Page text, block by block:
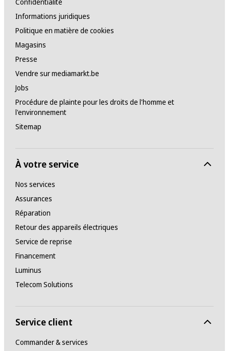
Informations juridiques
Politique en matière de cookies
Magasins
Presse
Vendre sur mediamarkt.be
Jobs
Procédure de plainte pour les droits de l'homme et
l'environnement
Sitemap
À votre service
Nos services
Assurances
Réparation
Retour des appareils électriques
Service de reprise
Financement
Luminus
Telecom Solutions
Service client
Commander & services